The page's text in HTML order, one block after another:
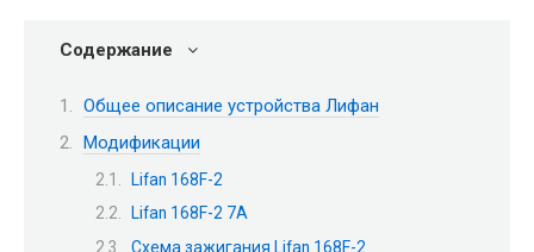
Содержание
Общее описание устройства Лифан
Модификации
Lifan 168F-2
Lifan 168F-2 7A
Схема зажигания Lifan 168F-2